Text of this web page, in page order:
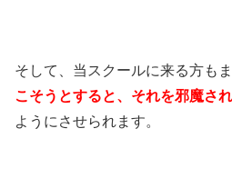
そして、当スクールに来る方もま
こそうとすると、それを邪魔さ
ようにさせられます。